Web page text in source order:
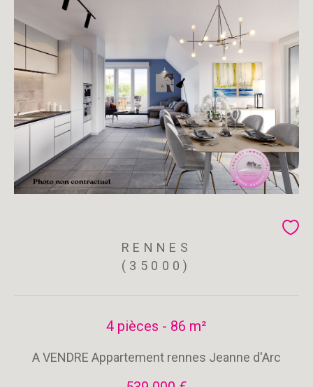
RENNES
(35000)
4 pièces - 86 m²
A VENDRE Appartement rennes Jeanne d'Arc